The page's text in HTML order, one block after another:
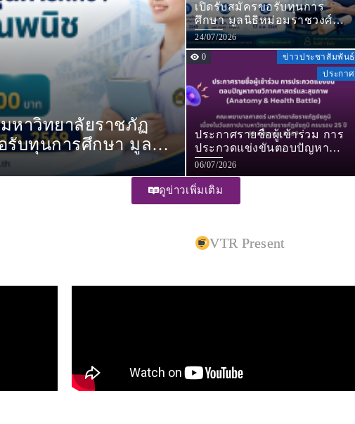
หาวิทยาลัยราชภัฏ
นิช ประจำปีการศึกษา 2569
เปิดรับสมัครขอรับทุนการ
ศึกษา มูลนิธิหม่อมราชวงศ์
หญิงรัสมี คัคนางค์ ในพระราชู
ปถัมภ์ฯ คณะพยาบาลศาสตร์
มหาวิทยาลัยราชภัฏชัยภูมิ
24/07/2026
0
ข่าวประชาสัมพันธ์
ประกาศ
ประกาศรายชื่อผู้เข้าร่วม การ
ประกวดแข่งขันตอบปัญหา
กายวิภาคศาสตร์และสุขภาพ
(ANATOMY & HEALTH
BATTLE)
06/07/2026
ดูข่าวเพิ่มเติม
VTR Present